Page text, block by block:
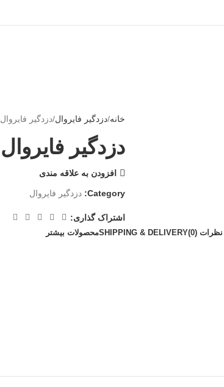
خانه دزدگیر فایروال دزدگیر فایروال
دزدگیر فایروال
افزودن به علاقه مندی
Category: دزدگیر فایروال
اشتراک گذاری:
نظرات (0) SHIPPING & DELIVERYمحصولات بیشتر